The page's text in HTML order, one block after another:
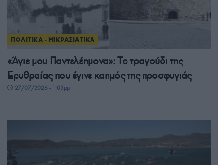
ΠΟΛΙΤΙΚΑ - ΜΙΚΡΑΣΙΑΤΙΚΑ
«Άγιε μου Παντελέημονα»: Το τραγούδι της
Ερυθραίας που έγινε καημός της προσφυγιάς
27/07/2026 - 1:03μμ